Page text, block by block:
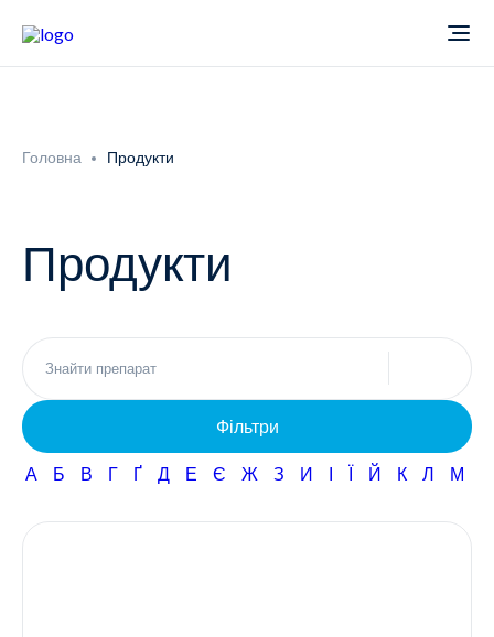
Новини
Неврологія
Фармаконагляд
Кар'єра
Головна Продукти
Продукти
Фільтри
А Б В Г Ґ Д Е Є Ж З И І Ї Й К Л М